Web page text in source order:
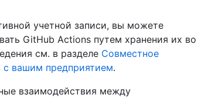
учетной записи, вы можете
GitHub Actions путем хранения их во
см. в разделе Совместное
с вашим предприятием.
взаимодействия между